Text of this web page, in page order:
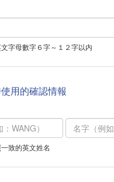
字母數字６字～１２字以内
用的確認情報
致的英文姓名